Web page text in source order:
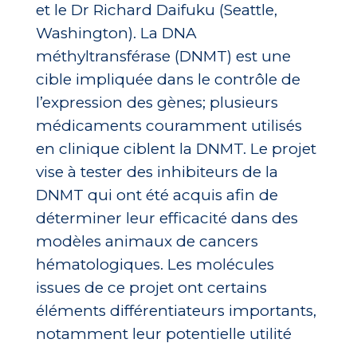
et le Dr Richard Daifuku (Seattle,
Washington). La DNA
méthyltransférase (DNMT) est une
cible impliquée dans le contrôle de
l’expression des gènes; plusieurs
médicaments couramment utilisés
en clinique ciblent la DNMT. Le projet
vise à tester des inhibiteurs de la
DNMT qui ont été acquis afin de
déterminer leur efficacité dans des
modèles animaux de cancers
hématologiques. Les molécules
issues de ce projet ont certains
éléments différentiateurs importants,
notamment leur potentielle utilité